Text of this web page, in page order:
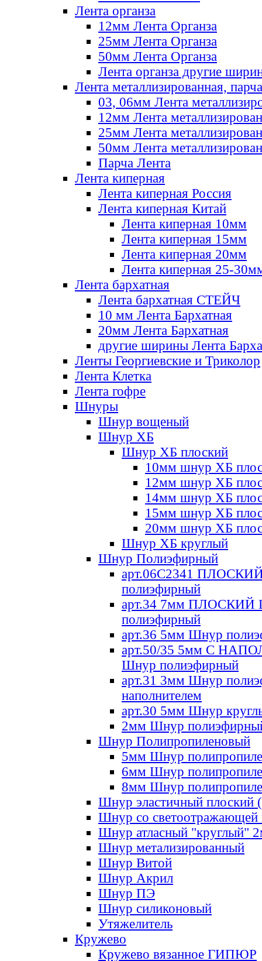
Лента органза
12мм Лента Органза
25мм Лента Органза
50мм Лента Органза
Лента органза другие
Лента металлизированная, парча
03, 06мм Лента
12мм Лента
25мм Лента
50мм Лента
Парча Лента
Лента киперная
Лента киперная Россия
Лента киперная Китай
Лента киперная 10мм
Лента киперная 15мм
Лента киперная 20мм
Лента киперная 25-
Лента бархатная
Лента бархатная СТЕЙЧ
10 мм Лента Бархатная
20мм Лента Бархатная
другие ширины Лента
Ленты Георгиевские и Триколор
Лента Клетка
Лента гофре
Шнуры
Шнур вощеный
Шнур ХБ
Шнур ХБ плоский
10мм шнур ХБ
12мм шнур ХБ
14мм шнур ХБ
15мм шнур ХБ
20мм шнур ХБ
Шнур ХБ круглый
Шнур Полиэфирный
арт.06С2341
полиэфирный
арт.34 7мм ПЛОСКИЙ
полиэфирный
арт.36 5мм Шнур
арт.50/35 5мм С
Шнур полиэфирный
арт.31 3мм Шнур
наполнителем
арт.30 5мм Шнур
2мм Шнур
Шнур Полипропиленовый
5мм Шнур
6мм Шнур
8мм Шнур
Шнур эластичный плоский
Шнур со светоотражающей
Шнур атласный "круглый"
Шнур метализированный
Шнур Витой
Шнур Акрил
Шнур ПЭ
Шнур силиконовый
Утяжелитель
Кружево
Кружево вязанное ГИПЮР